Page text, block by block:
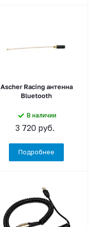
Ascher Racing антенна
Bluetooth
В наличии
3 720руб.
Подробнее